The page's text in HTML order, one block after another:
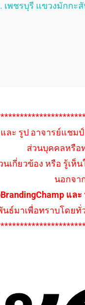
เพชรบุรี แขวงมักกะ
รูป อาจารย์แชม
ส่วนบุคคลหรือ
เกี่ยวข้อง หรือ รู้เ
นอกจา
แล
นธ์มาเพื่อทราบโดยทั่